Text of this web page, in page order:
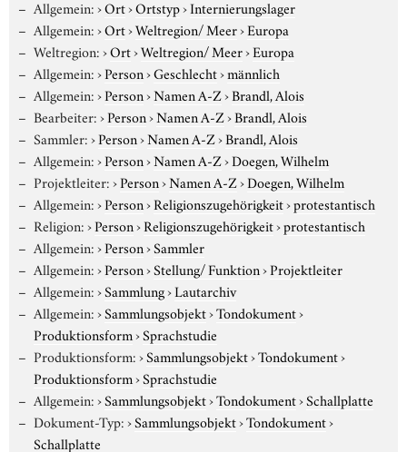
Allgemein:›Ort›Ortstyp›Internierungslager
Allgemein:›Ort›Weltregion/ Meer›Europa
Weltregion:›Ort›Weltregion/ Meer›Europa
Allgemein:›Person›Geschlecht›männlich
Allgemein:›Person›Namen A-Z›Brandl, Alois
Bearbeiter:›Person›Namen A-Z›Brandl, Alois
Sammler:›Person›Namen A-Z›Brandl, Alois
Allgemein:›Person›Namen A-Z›Doegen, Wilhelm
Projektleiter:›Person›Namen A-Z›Doegen, Wilhelm
Allgemein:›Person›Religionszugehörigkeit›protestantisch
Religion:›Person›Religionszugehörigkeit›protestantisch
Allgemein:›Person›Sammler
Allgemein:›Person›Stellung/ Funktion›Projektleiter
Allgemein:›Sammlung›Lautarchiv
Allgemein:›Sammlungsobjekt›Tondokument›
Produktionsform›Sprachstudie
Produktionsform:›Sammlungsobjekt›Tondokument›
Produktionsform›Sprachstudie
Allgemein:›Sammlungsobjekt›Tondokument›Schallplatte
Dokument-Typ:›Sammlungsobjekt›Tondokument›
Schallplatte